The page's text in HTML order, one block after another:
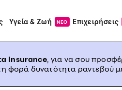
Υγεία & Ζωή ΝΕΟ Επιχειρήσεις
Insurance, για να σου
φορά δυνατότητα ραντεβού